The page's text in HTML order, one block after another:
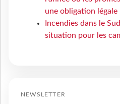
une obligation légale
Incendies dans le
situation pour les
NEWSLETTER